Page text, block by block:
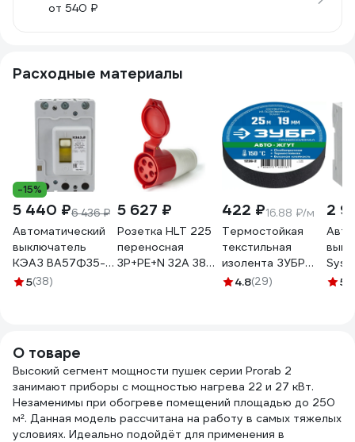
от 540 ₽
Расходные материалы
-15%
5 440 ₽6 436 ₽
Автоматический
выключатель
КЭАЗ ВА57Ф35-
340010-
5(38)
5 627 ₽
Розетка HLT 225
переносная
3Р+РЕ+N 32А 380В
422 ₽16.88 ₽/м
Термостойкая
текстильная
изолента ЗУБР
Авто-Жгут 19 мм х
4.8(29)
2
5
О товаре
Высокий сегмент мощности пушек серии Prorab 2
занимают приборы с мощностью нагрева 22 и 27 кВт.
Незаменимы при обогреве помещений площадью до 250
м². Данная модель рассчитана на работу в самых тяжелых
условиях. Идеально подойдёт для применения в